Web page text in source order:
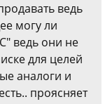
ведь
могу ли
ведь они не
для целей
аналоги и
проясняет